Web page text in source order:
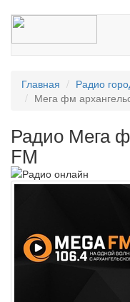
Главная Радио
Мега фм
Радио Мега
FM